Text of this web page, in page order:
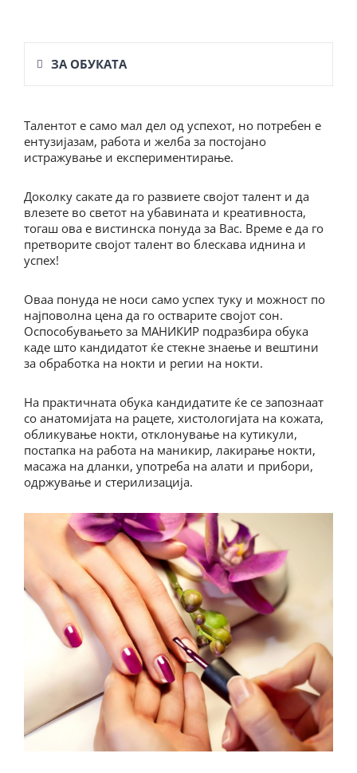
ЗА ОБУКАТА
Талентот е само мал дел од успехот, но потребен е
ентузијазам, работа и желба за постојано
истражување и експериментирање.
Доколку сакате да го развиете својот талент и да
влезете во светот на убавината и креативноста,
тогаш ова е вистинска понуда за Вас. Време е да го
претворите својот талент во блескава иднина и
успех!
Оваа понуда не носи само успех туку и можност по
најповолна цена да го остварите својот сон.
Оспособувањето за МАНИКИР подразбира обука
каде што кандидатот ќе стекне знаење и вештини
за обработка на нокти и регии на нокти.
На практичната обука кандидатите ќе се запознаат
со анатомијата на рацете, хистологијата на кожата,
обликување нокти, отклонување на кутикули,
постапка на работа на маникир, лакирање нокти,
масажа на дланки, употреба на алати и прибори,
одржување и стерилизација.